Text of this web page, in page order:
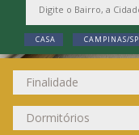
CASA CAMPINAS/SP